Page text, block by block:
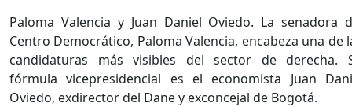
Paloma Valencia y Juan Daniel Oviedo. La senadora
Centro Democrático, Paloma Valencia, encabeza una de
candidaturas más visibles del sector de derecha.
fórmula vicepresidencial es el economista Juan
Oviedo, exdirector del Dane y exconcejal de Bogotá.